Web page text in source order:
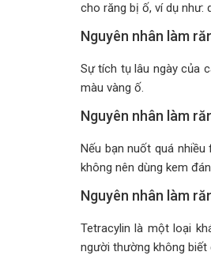
cho răng bị ố, ví dụ như:
Nguyên nhân làm
Sự tích tụ lâu ngày của
màu vàng ố.
Nguyên nhân làm
Nếu bạn nuốt quá
không nên dùng kem
Nguyên nhân làm
Tetracylin là một loại
người thường không biết